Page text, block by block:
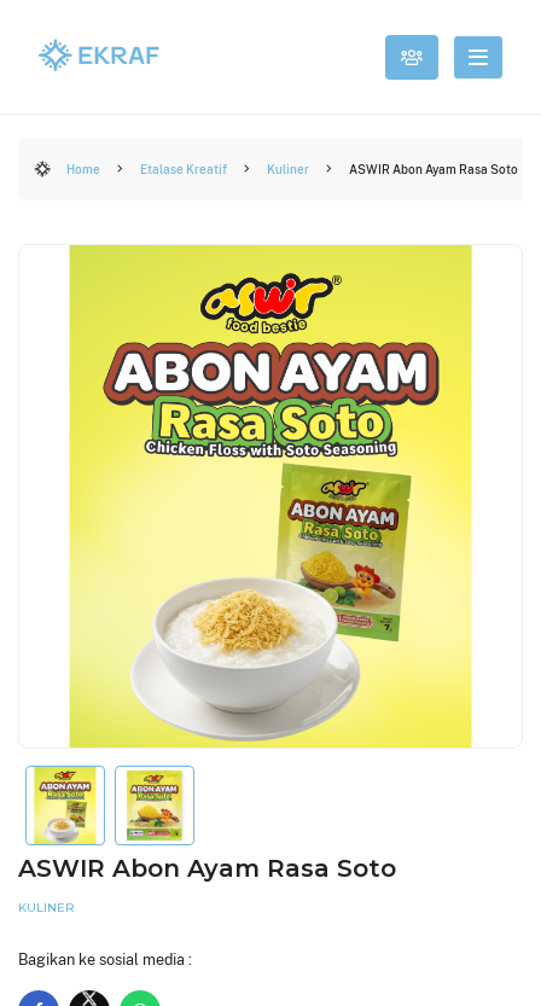
Home Etalase Kreatif Kuliner ASWIR Abon Ayam Rasa Soto
ASWIR Abon Ayam Rasa Soto
KULINER
Bagikan ke sosial media :